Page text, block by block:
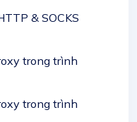
& SOCKS
trong trình
trong trình